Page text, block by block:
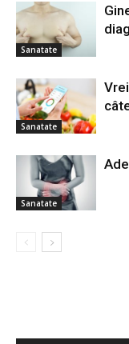
Sanatate
Sanatate
Sanatate